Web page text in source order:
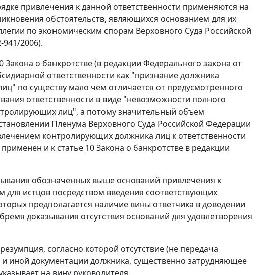
привлечения к данной ответственности применяются на
обстоятельств, являющихся основанием для их
по экономическим спорам Верховного Суда Российской
941/2006).
о банкротстве (в редакции Федерального закона от
ответственности как "признание должника
по существу мало чем отличается от предусмотренного
ответственности в виде "невозможности полного
лиц", а потому значительный объем
Пленума Верховного Суда Российской Федерации
контролирующих должника лиц к ответственности
и к статье 10 Закона о банкротстве в редакции
обозначенных выше оснований привлечения к
истцов посредством введения соответствующих
предполагается наличие вины ответчика в доведении
доказывания отсутствия оснований для удовлетворения
согласно которой отсутствие (не передача
документации должника, существенно затрудняющее